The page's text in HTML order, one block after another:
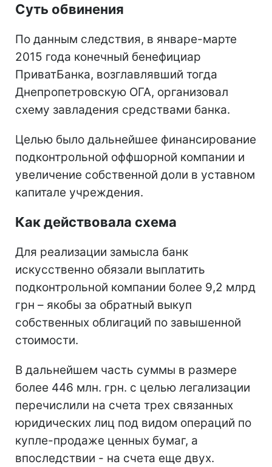
Суть обвинения
По данным следствия, в январе-марте
2015 года конечный бенефициар
ПриватБанка, возглавлявший тогда
Днепропетровскую ОГА, организовал
схему завладения средствами банка.
Целью было дальнейшее финансирование
подконтрольной оффшорной компании и
увеличение собственной доли в уставном
капитале учреждения.
Как действовала схема
Для реализации замысла банк
искусственно обязали выплатить
подконтрольной компании более 9,2 млрд
грн – якобы за обратный выкуп
собственных облигаций по завышенной
стоимости.
В дальнейшем часть суммы в размере
более 446 млн. грн. с целью легализации
перечислили на счета трех связанных
юридических лиц под видом операций по
купле-продаже ценных бумаг, а
впоследствии - на счета еще двух.